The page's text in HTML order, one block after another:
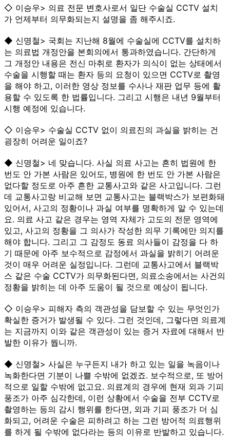
◇ 이승우> 의료 전문 변호사로서 일단 수술실 CCTV 설치
가 언제부터 의무화되는지 설명을 좀 해주시죠.
◆ 신명철> 국회는 지난해 8월에 수술실에 CCTV를 설치하
는 의료법 개정안을 본회의에서 통과하였습니다. 간단하게
그 개정안 내용은 전신 마취로 환자가 의식이 없는 상태에서
수술을 시행할 때는 환자 등의 요청이 있으면 CCTV로 촬영
을 해야 하고, 이러한 영상 정보를 수사나 재판 업무 등에 활
용할 수 있도록 한 법률입니다. 그리고 시행은 내년 9월부터
시행 예정에 있습니다.
◇ 이승우> 수술실 CCTV 없이 의료진의 과실을 밝히는 건
굉장히 어려운 일이죠?
◆ 신명철> 네 맞습니다. 사실 의료 사고는 흔히 법원에 한
번도 안 가본 사람은 있어도, 병원에 한 번도 안 가본 사람은
없다할 정도로 아주 흔한 교통사고와 같은 사고입니다. 그런
데 교통사고랑 비교해 보면 교통사고는 블랙박스가 보편화돼
있어서, 사고의 정황이나 과실 여부를 명확하게 알 수 있는데
요. 의료 사고 같은 경우는 영역 자체가 고도의 전문 영역에
있고, 사고의 정황을 그 의사가 작성한 의무 기록에만 의지를
해야 합니다. 그리고 그 감정도 동료 의사들이 감정을 다 하
기 때문에 아주 보수적으로 감정에서 과실을 밝히기 어려운
것이 매우 어려운 실정입니다. 그런데 교통사고에서 블랙박
스 같은 수술 CCTV가 의무화된다면, 의료소송에서는 사건의
정황을 밝히는 데 아주 도움이 될 것으로 예상이 됩니다.
◇ 이승우> 피해자 측의 객관성을 담보할 수 있는 무엇인가
확실한 증거가 발생될 수 있다. 그런 것인데, 그렇다면 의료계
는 지금까지 이와 같은 객관성이 있는 증거 자료에 대해서 반
발한 이유가 뭡니까.
◆ 신명철> 사실은 누구든지 내가 하고 있는 일을 녹음이나
녹화한다면 기분이 나쁠 수밖에 없겠죠. 보수적으로, 또 방어
적으로 일할 수밖에 없고요. 의료계의 경우에 현재 외과 기피
풍조가 아주 심각한데, 이런 상황에서 수술을 전부 CCTV로
촬영하는 등의 감시 행위를 한다면, 외과 기피 풍조가 더 심
화되고, 어려운 수술은 피하려고 하는 그런 방어적 의료행위
를 하게 될 수밖에 없다라는 등의 이유로 반발하고 있습니다.